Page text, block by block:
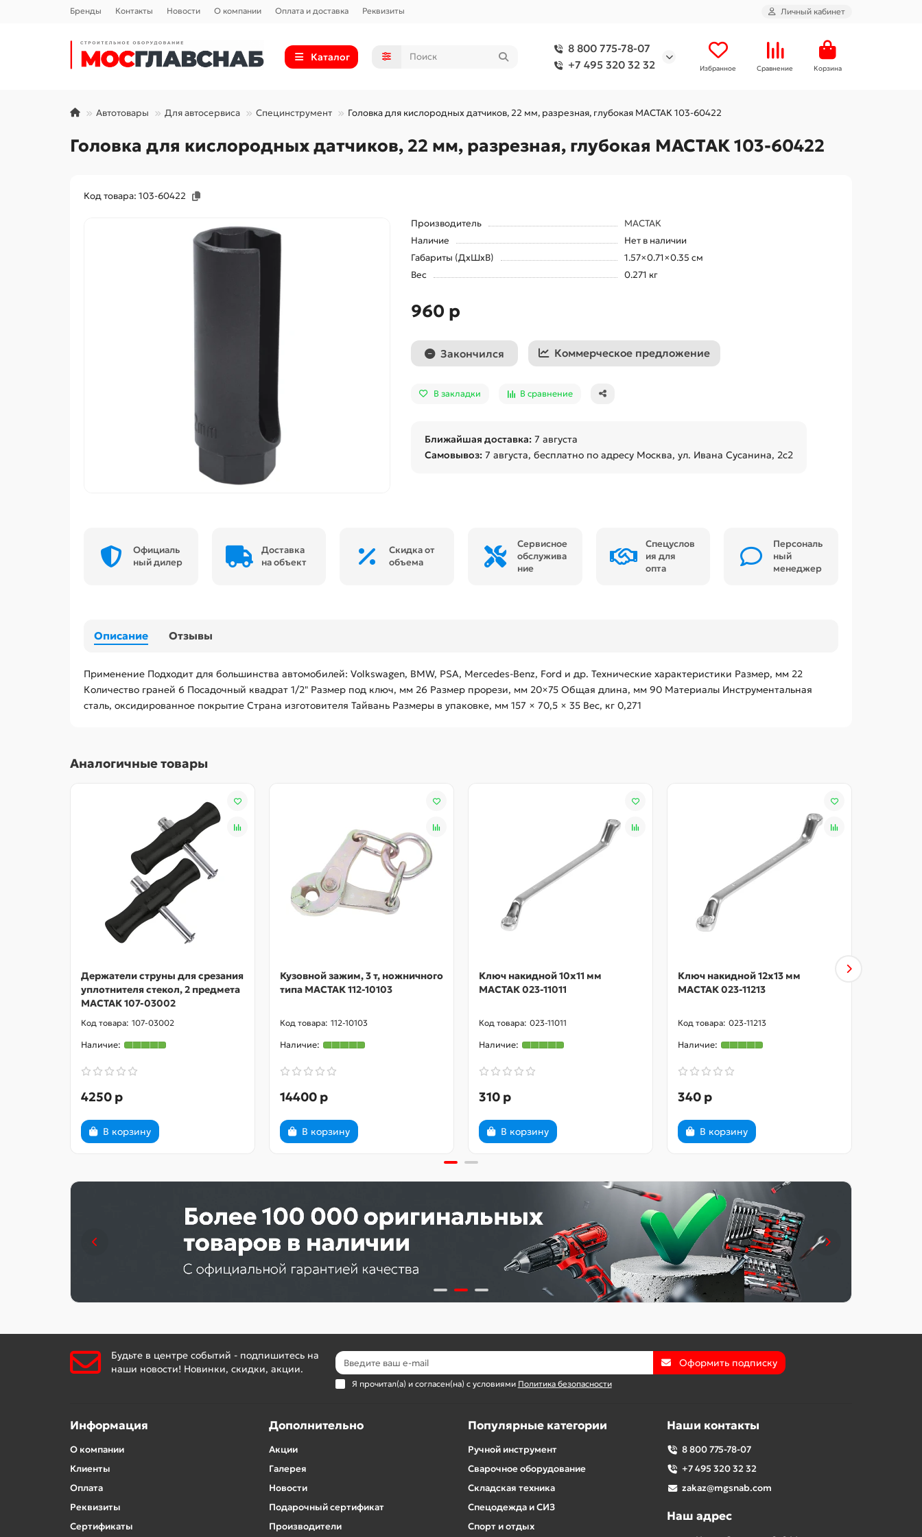
Бренды Контакты Новости О компании Оплата и доставка Реквизиты Личный кабинет
Каталог
8 800 775-78-07
+7 495 320 32 32
Избранное Сравнение Корзина
Автотовары Для автосервиса Специнструмент Головка для кислородных датчиков, 22 мм, разрезная, глубокая МАСТАК 103-60422
Головка для кислородных датчиков, 22 мм, разрезная, глубокая МАСТАК 103-60422
Код товара: 103-60422
Производитель
МАСТАК
Наличие
Нет в наличии
Габариты (ДхШхВ)
1.57×0.71×0.35 см
Вес
0.271 кг
960 р
Закончился Коммерческое предложение
В закладки В сравнение
Ближайшая доставка: 7 августа
Самовывоз: 7 августа, бесплатно по адресу Москва, ул. Ивана Сусанина, 2с2
Официаль
ный дилер
Доставка
на объект
Скидка от
объема
Сервисное
обслужива
ние
Спецуслов
ия для
опта
Персональ
ный
менеджер
Описание Отзывы
Применение Подходит для большинства автомобилей: Volkswagen, BMW, PSA, Mercedes-Benz, Ford и др. Технические характеристики Размер, мм 22
Количество граней 6 Посадочный квадрат 1/2" Размер под ключ, мм 26 Размер прорези, мм 20×75 Общая длина, мм 90 Материалы Инструментальная
сталь, оксидированное покрытие Страна изготовителя Тайвань Размеры в упаковке, мм 157 × 70,5 × 35 Вес, кг 0,271
Аналогичные товары
Держатели струны для срезания
уплотнителя стекол, 2 предмета
МАСТАК 107-03002
107-03002
4250 р
В корзину
Кузовной зажим, 3 т, ножничного
типа МАСТАК 112-10103
112-10103
14400 р
В корзину
Ключ накидной 10х11 мм
МАСТАК 023-11011
023-11011
310 р
В корзину
Ключ накидной 12х13 мм
МАСТАК 023-11213
023-11213
340 р
В корзину
Будьте в центре событий - подпишитесь на
наши новости! Новинки, скидки, акции.
Оформить подписку
Я прочитал(а) и согласен(на) с условиями Политика безопасности
Информация
О компании
Клиенты
Оплата
Реквизиты
Сертификаты
Дополнительно
Акции
Галерея
Новости
Подарочный сертификат
Производители
Популярные категории
Ручной инструмент
Сварочное оборудование
Складская техника
Спецодежда и СИЗ
Спорт и отдых
Наши контакты
8 800 775-78-07
+7 495 320 32 32
zakaz@mgsnab.com
Наш адрес